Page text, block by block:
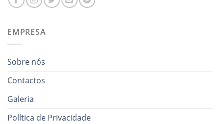
EMPRESA
Sobre nós
Contactos
Galeria
Política de Privacidade